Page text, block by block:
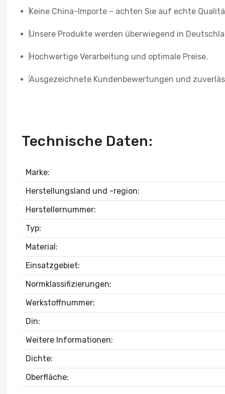
Keine China-Importe – achten Sie auf echte
Unsere Produkte werden überwiegend in
Hochwertige Verarbeitung und optimale Preise.
Ausgezeichnete Kundenbewertungen und
Technische Daten:
Marke:
Herstellungsland und -region:
Herstellernummer:
Typ:
Material:
Einsatzgebiet:
Normklassifizierungen:
Werkstoffnummer:
Din:
Weitere Informationen:
Dichte:
Oberfläche: